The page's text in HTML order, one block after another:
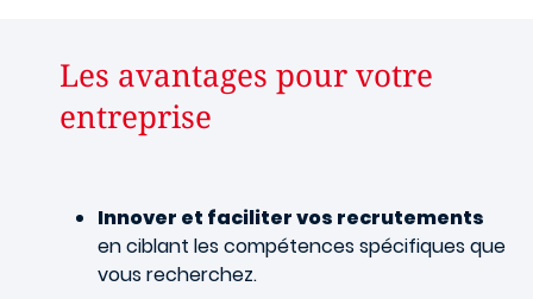
Les avantages pour votre
entreprise
Innover et faciliter vos recrutements
en ciblant les compétences spécifiques que
vous recherchez.